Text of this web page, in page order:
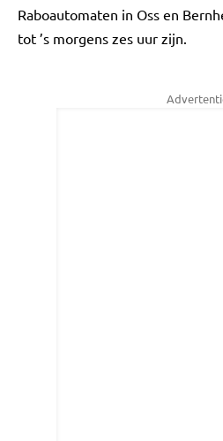
Raboautomaten in Oss en
tot ’s morgens zes uur zijn.